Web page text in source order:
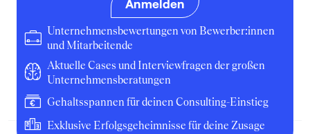
(Bewerbung Job (1-3 Jahre
Berufserfahrung))
Consultant
April 2020
Frankfurt (Main)
Bewerbung
Anmelden
Unternehmensbewertungen von Bewerber:innen
und Mitarbeitende
Aktuelle Cases und Interviewfragen der großen
Unternehmensberatungen
Gehaltsspannen für deinen Consulting-Einstieg
Exklusive Erfolgsgeheimnisse für deine Zusage